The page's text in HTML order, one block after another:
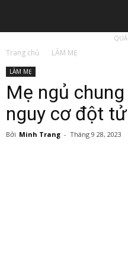
Trang chủ LÀM MẸ
LÀM MẸ
Mẹ ngủ
nguy cơ đột
Bởi Minh Trang - Tháng 9 28, 2023